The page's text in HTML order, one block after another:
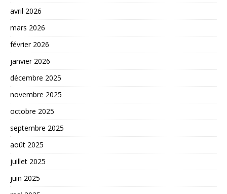
avril 2026
mars 2026
février 2026
janvier 2026
décembre 2025
novembre 2025
octobre 2025
septembre 2025
août 2025
juillet 2025
juin 2025